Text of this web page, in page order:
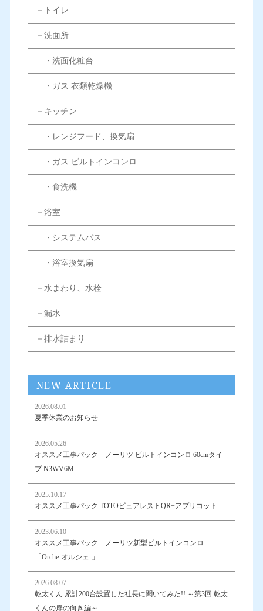
－トイレ
－洗面所
・洗面化粧台
・ガス 衣類乾燥機
－キッチン
・レンジフード、換気扇
・ガス ビルトインコンロ
・食洗機
－浴室
・システムバス
・浴室換気扇
－水まわり、水栓
－漏水
－排水詰まり
NEW ARTICLE
2026.08.01
夏季休業のお知らせ
2026.05.26
オススメ工事パック ノーリツ ビルトインコンロ 60cmタイ
プ N3WV6M
2025.10.17
オススメ工事パック TOTOピュアレストQR+アプリコット
2023.06.10
オススメ工事パック ノーリツ新型ビルトインコンロ
「Orche-オルシェ-」
2026.08.07
乾太くん 累計200台設置した社長に聞いてみた!! ～第3回 乾太
くんの扉の向き編～